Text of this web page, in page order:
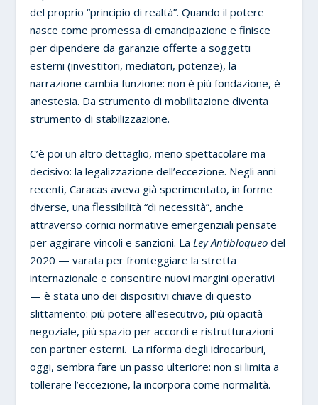
del proprio “principio di realtà”. Quando il potere
nasce come promessa di emancipazione e finisce
per dipendere da garanzie offerte a soggetti
esterni (investitori, mediatori, potenze), la
narrazione cambia funzione: non è più fondazione, è
anestesia. Da strumento di mobilitazione diventa
strumento di stabilizzazione.
C’è poi un altro dettaglio, meno spettacolare ma
decisivo: la legalizzazione dell’eccezione. Negli anni
recenti, Caracas aveva già sperimentato, in forme
diverse, una flessibilità “di necessità”, anche
attraverso cornici normative emergenziali pensate
per aggirare vincoli e sanzioni. La Ley Antibloqueo del
2020 — varata per fronteggiare la stretta
internazionale e consentire nuovi margini operativi
— è stata uno dei dispositivi chiave di questo
slittamento: più potere all’esecutivo, più opacità
negoziale, più spazio per accordi e ristrutturazioni
con partner esterni. La riforma degli idrocarburi,
oggi, sembra fare un passo ulteriore: non si limita a
tollerare l’eccezione, la incorpora come normalità.